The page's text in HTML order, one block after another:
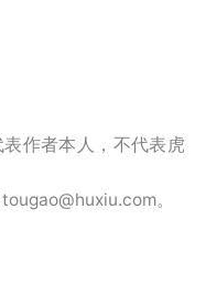
作者本人，不代表虎
。